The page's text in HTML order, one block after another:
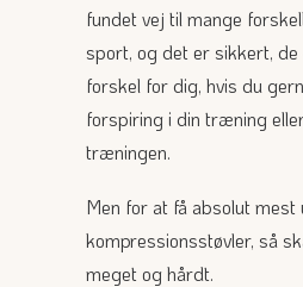
fundet vej til mange
sport, og det er sikkert,
forskel for dig, hvis du
forspiring i din træning
træningen.
Men for at få absolut
kompressionsstøvler, så
meget og hårdt.